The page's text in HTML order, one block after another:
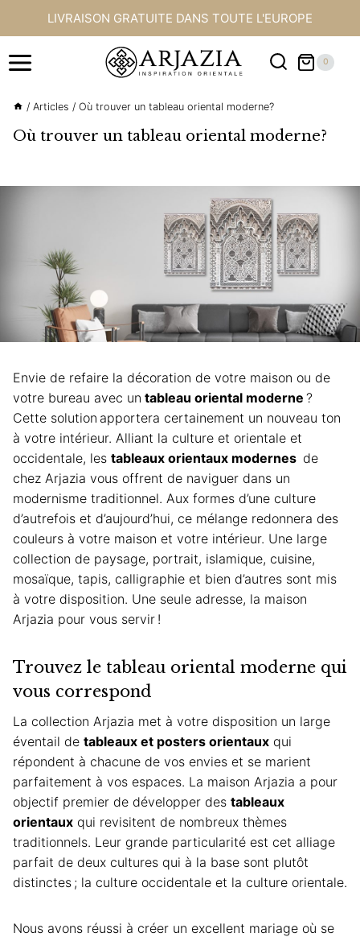
LIVRAISON GRATUITE DANS TOUTE L'EUROPE
0
/ Articles / Où trouver un tableau oriental moderne?
Où trouver un tableau oriental moderne?
Envie de refaire la décoration de votre maison ou de
votre bureau avec un tableau oriental moderne ?
Cette solution apportera certainement un nouveau ton
à votre intérieur. Alliant la culture et orientale et
occidentale, les tableaux orientaux modernes de
chez Arjazia vous offrent de naviguer dans un
modernisme traditionnel. Aux formes d’une culture
d’autrefois et d’aujourd’hui, ce mélange redonnera des
couleurs à votre maison et votre intérieur. Une large
collection de paysage, portrait, islamique, cuisine,
mosaïque, tapis, calligraphie et bien d’autres sont mis
à votre disposition. Une seule adresse, la maison
Arjazia pour vous servir !
Trouvez le tableau oriental moderne qui
vous correspond
La collection Arjazia met à votre disposition un large
éventail de tableaux et posters orientaux qui
répondent à chacune de vos envies et se marient
parfaitement à vos espaces. La maison Arjazia a pour
objectif premier de développer des tableaux
orientaux qui revisitent de nombreux thèmes
traditionnels. Leur grande particularité est cet alliage
parfait de deux cultures qui à la base sont plutôt
distinctes ; la culture occidentale et la culture orientale.
Nous avons réussi à créer un excellent mariage où se